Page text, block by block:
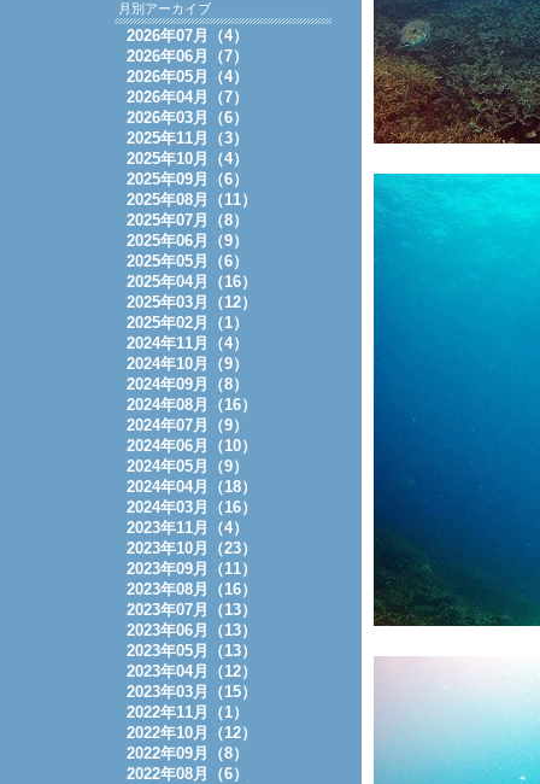
月別アーカイブ
2026年07月（4）
2026年06月（7）
2026年05月（4）
2026年04月（7）
2026年03月（6）
2025年11月（3）
2025年10月（4）
2025年09月（6）
2025年08月（11）
2025年07月（8）
2025年06月（9）
2025年05月（6）
2025年04月（16）
2025年03月（12）
2025年02月（1）
2024年11月（4）
2024年10月（9）
2024年09月（8）
2024年08月（16）
2024年07月（9）
2024年06月（10）
2024年05月（9）
2024年04月（18）
2024年03月（16）
2023年11月（4）
2023年10月（23）
2023年09月（11）
2023年08月（16）
2023年07月（13）
2023年06月（13）
2023年05月（13）
2023年04月（12）
2023年03月（15）
2022年11月（1）
2022年10月（12）
2022年09月（8）
2022年08月（6）